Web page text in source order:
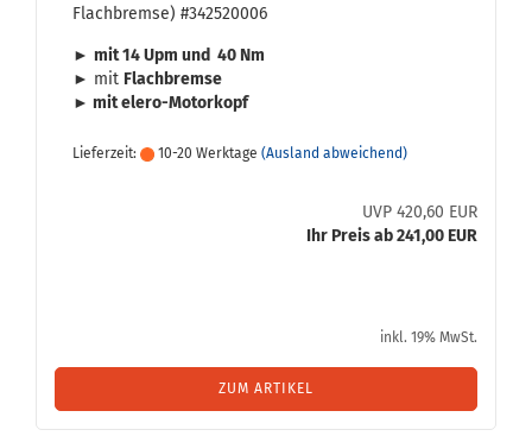
Flach­brem­se) #342520006
► mit 14 Upm und 40 Nm
► mit Flach­brem­se
► mit elero-​Motorkopf
Lieferzeit: 10-20 Werktage (Ausland abweichend)
UVP 420,60 EUR
Ihr Preis ab 241,00 EUR
inkl. 19% MwSt.
ZUM ARTIKEL